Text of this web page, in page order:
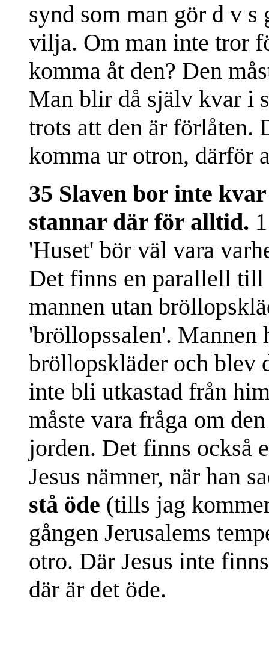
synd som man gör d v
vilja. Om man inte tror
komma åt den? Den
Man blir då själv kvar i
trots att den är förlåten.
komma ur otron, därför
35 Slaven bor inte
stannar där för alltid.
'Huset' bör väl vara
Det finns en parallell till
mannen utan
'bröllopssalen'.
bröllopskläder och blev
inte bli utkastad från
måste vara fråga om
jorden. Det finns också
Jesus nämner, när han
stå öde (tills jag
gången Jerusalems
otro. Där Jesus inte
där är det öde.